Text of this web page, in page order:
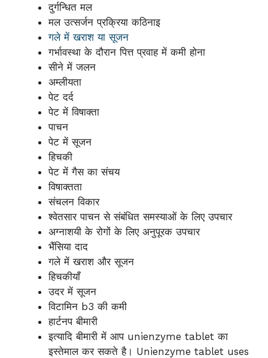
दुर्गन्धित मल
मल उत्सर्जन प्रक्रिया कठिनाइ
गले में खराश या सूजन
गर्भावस्था के दौरान पित्त प्रवाह में कमी होना
सीने में जलन
अम्लीयता
पेट दर्द
पेट में विषाक्ता
पाचन
पेट में सूजन
हिचकी
पेट में गैस का संचय
विषाक्तता
संचलन विकार
श्वेतसार पाचन से संबंधित समस्याओं के लिए उपचार
अग्नाशयी के रोगों के लिए अनुपूरक उपचार
भैंसिया दाद
गले में खराश और सूजन
हिचकीयाँ
उदर में सूजन
विटामिन b3 की कमी
हार्टनप बीमारी
इत्यादि बीमारी में आप unienzyme tablet का
इस्तेमाल कर सकते है। Unienzyme tablet uses